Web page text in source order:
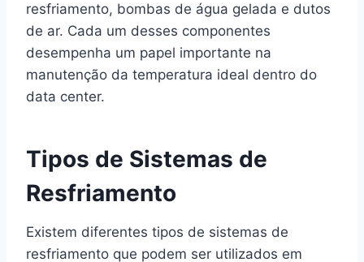
resfriamento, bombas de água gelada e dutos
de ar. Cada um desses componentes
desempenha um papel importante na
manutenção da temperatura ideal dentro do
data center.
Tipos de Sistemas de
Resfriamento
Existem diferentes tipos de sistemas de
resfriamento que podem ser utilizados em